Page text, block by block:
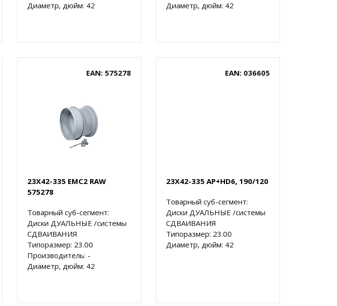
Диаметр, дюйм: 42
Диаметр, дюйм: 42
EAN: 575278
23X42-335 EMC2 RAW
575278
Товарный суб-сегмент:
Диски ДУАЛЬНЫЕ /системы
СДВАИВАНИЯ
Типоразмер: 23.00
Производитель: -
Диаметр, дюйм: 42
EAN: 036605
23X42-335 AP+HD6, 190/120
Товарный суб-сегмент:
Диски ДУАЛЬНЫЕ /системы
СДВАИВАНИЯ
Типоразмер: 23.00
Диаметр, дюйм: 42